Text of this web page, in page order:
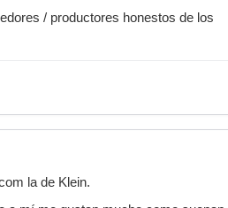
/ productores honestos de los
la de Klein.